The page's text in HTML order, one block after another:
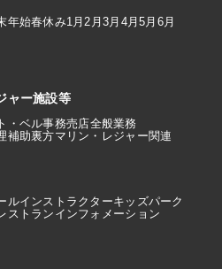
年始春休み1月 2月3月 4月5月 6月
ャー施設等
・ベル事務売店全般業務
補助裏方マリン・レジャー関連
ルインストラクターキッズパーク
ストラン インフォメーション